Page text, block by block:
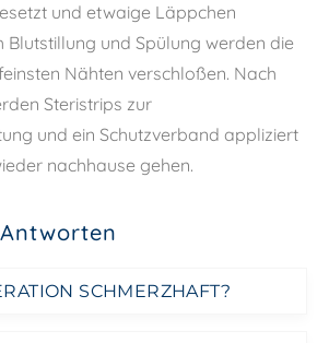
und etwaige Läppchen
Blutstillung und Spülung werden die
Nähten verschloßen. Nach
Steristrips zur
und ein Schutzverband appliziert
nachhause gehen.
SCHMERZHAFT?